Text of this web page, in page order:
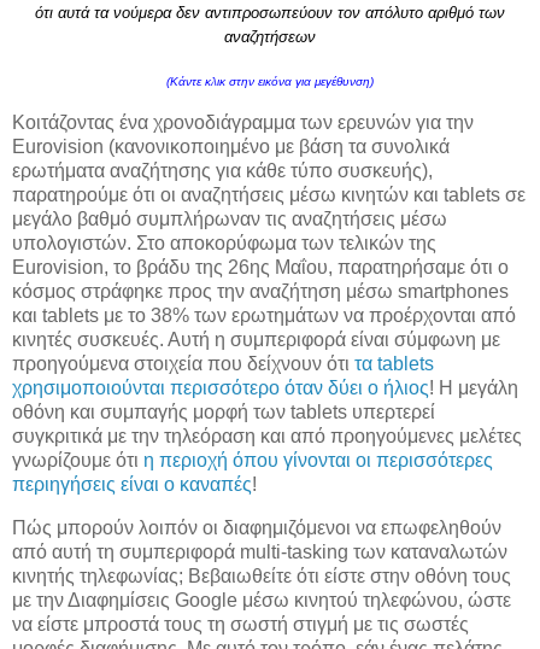
ότι αυτά τα νούμερα δεν αντιπροσωπεύουν τον απόλυτο αριθμό των
αναζητήσεων
(Κάντε κλικ στην εικόνα για μεγέθυνση)
Κοιτάζοντας ένα χρονοδιάγραμμα των ερευνών για την
Eurovision (κανονικοποιημένο με βάση τα συνολικά
ερωτήματα αναζήτησης για κάθε τύπο συσκευής),
παρατηρούμε ότι οι αναζητήσεις μέσω κινητών και tablets σε
μεγάλο βαθμό συμπλήρωναν τις αναζητήσεις μέσω
υπολογιστών. Στο αποκορύφωμα των τελικών της
Eurovision, το βράδυ της 26ης Μαΐου, παρατηρήσαμε ότι ο
κόσμος στράφηκε προς την αναζήτηση μέσω smartphones
και tablets με το 38% των ερωτημάτων να προέρχονται από
κινητές συσκευές. Αυτή η συμπεριφορά είναι σύμφωνη με
προηγούμενα στοιχεία που δείχνουν ότι τα tablets
χρησιμοποιούνται περισσότερο όταν δύει ο ήλιος! Η μεγάλη
οθόνη και συμπαγής μορφή των tablets υπερτερεί
συγκριτικά με την τηλεόραση και από προηγούμενες μελέτες
γνωρίζουμε ότι η περιοχή όπου γίνονται οι περισσότερες
περιηγήσεις είναι ο καναπές!
Πώς μπορούν λοιπόν οι διαφημιζόμενοι να επωφεληθούν
από αυτή τη συμπεριφορά multi-tasking των καταναλωτών
κινητής τηλεφωνίας; Βεβαιωθείτε ότι είστε στην οθόνη τους
με την Διαφημίσεις Google μέσω κινητού τηλεφώνου, ώστε
να είστε μπροστά τους τη σωστή στιγμή με τις σωστές